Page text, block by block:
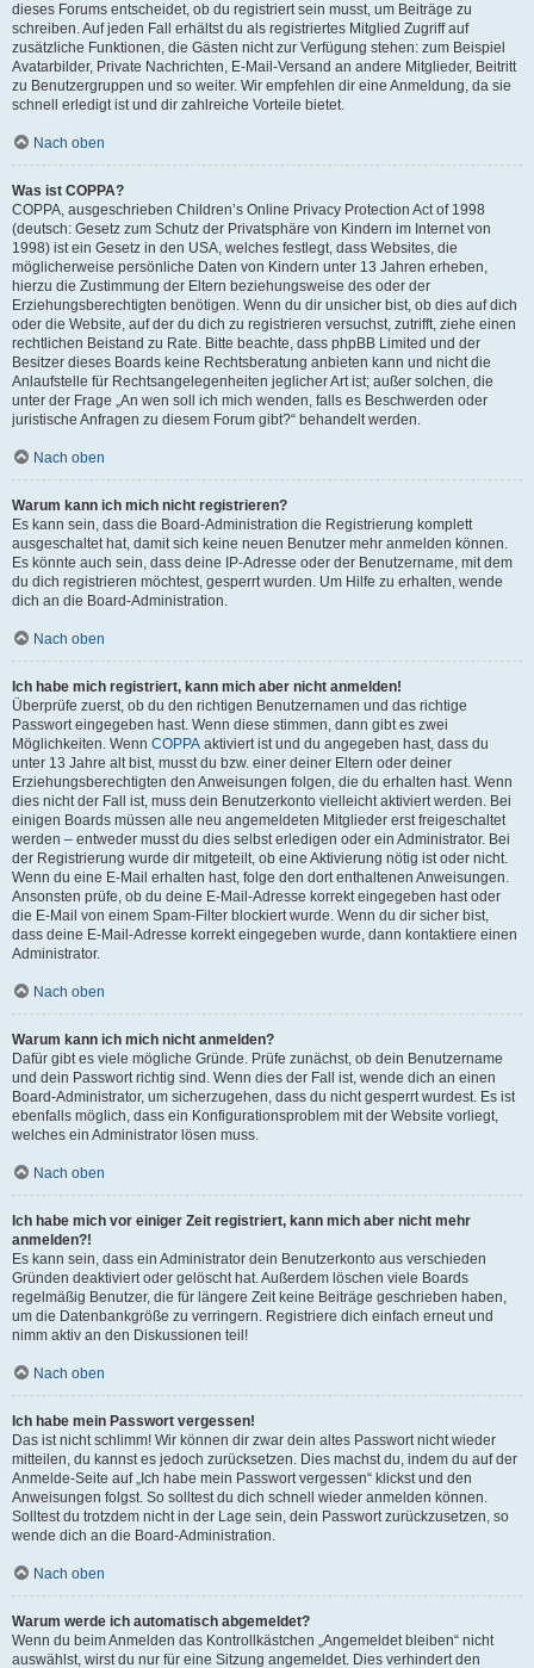
dieses Forums entscheidet, ob du registriert sein musst, um Beiträge zu
schreiben. Auf jeden Fall erhältst du als registriertes Mitglied Zugriff auf
zusätzliche Funktionen, die Gästen nicht zur Verfügung stehen: zum Beispiel
Avatarbilder, Private Nachrichten, E-Mail-Versand an andere Mitglieder, Beitritt
zu Benutzergruppen und so weiter. Wir empfehlen dir eine Anmeldung, da sie
schnell erledigt ist und dir zahlreiche Vorteile bietet.
Nach oben
Was ist COPPA?
COPPA, ausgeschrieben Children’s Online Privacy Protection Act of 1998
(deutsch: Gesetz zum Schutz der Privatsphäre von Kindern im Internet von
1998) ist ein Gesetz in den USA, welches festlegt, dass Websites, die
möglicherweise persönliche Daten von Kindern unter 13 Jahren erheben,
hierzu die Zustimmung der Eltern beziehungsweise des oder der
Erziehungsberechtigten benötigen. Wenn du dir unsicher bist, ob dies auf dich
oder die Website, auf der du dich zu registrieren versuchst, zutrifft, ziehe einen
rechtlichen Beistand zu Rate. Bitte beachte, dass phpBB Limited und der
Besitzer dieses Boards keine Rechtsberatung anbieten kann und nicht die
Anlaufstelle für Rechtsangelegenheiten jeglicher Art ist; außer solchen, die
unter der Frage „An wen soll ich mich wenden, falls es Beschwerden oder
juristische Anfragen zu diesem Forum gibt?“ behandelt werden.
Nach oben
Warum kann ich mich nicht registrieren?
Es kann sein, dass die Board-Administration die Registrierung komplett
ausgeschaltet hat, damit sich keine neuen Benutzer mehr anmelden können.
Es könnte auch sein, dass deine IP-Adresse oder der Benutzername, mit dem
du dich registrieren möchtest, gesperrt wurden. Um Hilfe zu erhalten, wende
dich an die Board-Administration.
Nach oben
Ich habe mich registriert, kann mich aber nicht anmelden!
Überprüfe zuerst, ob du den richtigen Benutzernamen und das richtige
Passwort eingegeben hast. Wenn diese stimmen, dann gibt es zwei
Möglichkeiten. Wenn COPPA aktiviert ist und du angegeben hast, dass du
unter 13 Jahre alt bist, musst du bzw. einer deiner Eltern oder deiner
Erziehungsberechtigten den Anweisungen folgen, die du erhalten hast. Wenn
dies nicht der Fall ist, muss dein Benutzerkonto vielleicht aktiviert werden. Bei
einigen Boards müssen alle neu angemeldeten Mitglieder erst freigeschaltet
werden – entweder musst du dies selbst erledigen oder ein Administrator. Bei
der Registrierung wurde dir mitgeteilt, ob eine Aktivierung nötig ist oder nicht.
Wenn du eine E-Mail erhalten hast, folge den dort enthaltenen Anweisungen.
Ansonsten prüfe, ob du deine E-Mail-Adresse korrekt eingegeben hast oder
die E-Mail von einem Spam-Filter blockiert wurde. Wenn du dir sicher bist,
dass deine E-Mail-Adresse korrekt eingegeben wurde, dann kontaktiere einen
Administrator.
Nach oben
Warum kann ich mich nicht anmelden?
Dafür gibt es viele mögliche Gründe. Prüfe zunächst, ob dein Benutzername
und dein Passwort richtig sind. Wenn dies der Fall ist, wende dich an einen
Board-Administrator, um sicherzugehen, dass du nicht gesperrt wurdest. Es ist
ebenfalls möglich, dass ein Konfigurationsproblem mit der Website vorliegt,
welches ein Administrator lösen muss.
Nach oben
Ich habe mich vor einiger Zeit registriert, kann mich aber nicht mehr
anmelden?!
Es kann sein, dass ein Administrator dein Benutzerkonto aus verschieden
Gründen deaktiviert oder gelöscht hat. Außerdem löschen viele Boards
regelmäßig Benutzer, die für längere Zeit keine Beiträge geschrieben haben,
um die Datenbankgröße zu verringern. Registriere dich einfach erneut und
nimm aktiv an den Diskussionen teil!
Nach oben
Ich habe mein Passwort vergessen!
Das ist nicht schlimm! Wir können dir zwar dein altes Passwort nicht wieder
mitteilen, du kannst es jedoch zurücksetzen. Dies machst du, indem du auf der
Anmelde-Seite auf „Ich habe mein Passwort vergessen“ klickst und den
Anweisungen folgst. So solltest du dich schnell wieder anmelden können.
Solltest du trotzdem nicht in der Lage sein, dein Passwort zurückzusetzen, so
wende dich an die Board-Administration.
Nach oben
Warum werde ich automatisch abgemeldet?
Wenn du beim Anmelden das Kontrollkästchen „Angemeldet bleiben“ nicht
auswählst, wirst du nur für eine Sitzung angemeldet. Dies verhindert den